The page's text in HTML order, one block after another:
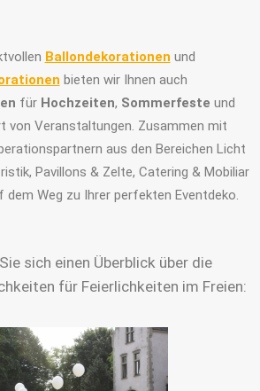
Ballondekorationen und
bieten wir Ihnen auch
für Hochzeiten, Sommerfeste und
von Veranstaltungen. Zusammen mit
aus den Bereichen Licht
Pavillons & Zelte, Catering & Mobiliar
dem Weg zu Ihrer perfekten Eventdeko.
sich einen Überblick über die
für Feierlichkeiten im Freien: